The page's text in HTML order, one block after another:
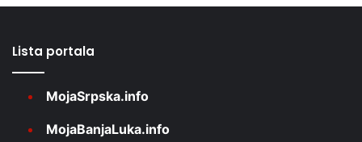
Lista portala
MojaSrpska.info
MojaBanjaLuka.info